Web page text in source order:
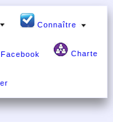
Connaître
Facebook Charte